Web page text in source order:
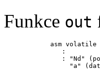
Funkce out
asm volatile
          :
: "Nd"